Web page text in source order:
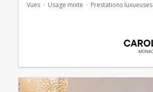
Vues Usage mixte Prestations luxueuses